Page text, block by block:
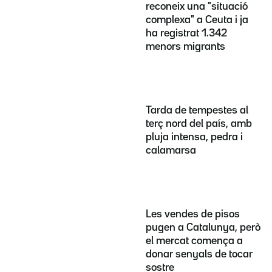
reconeix una "situació
complexa" a Ceuta i ja
ha registrat 1.342
menors migrants
Tarda de tempestes al
terç nord del país, amb
pluja intensa, pedra i
calamarsa
Les vendes de pisos
pugen a Catalunya, però
el mercat comença a
donar senyals de tocar
sostre